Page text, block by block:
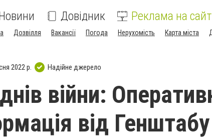
Довідник Реклама на
Дозвілля Вакансії Погода Нерухомість Карта міста
2022 р. Надійне джерело
війни:
від Генштабу